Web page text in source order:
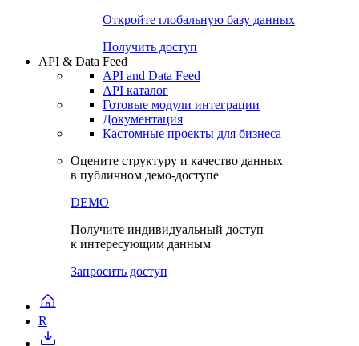
Откройте глобальную базу данных
Получить доступ
API & Data Feed
API and Data Feed
API каталог
Готовые модули интеграции
Документация
Кастомные проекты для бизнеса
Оцените структуру и качество данных
в публичном демо-доступе
DEMO
Получите индивидуальный доступ
к интересующим данным
Запросить доступ
R